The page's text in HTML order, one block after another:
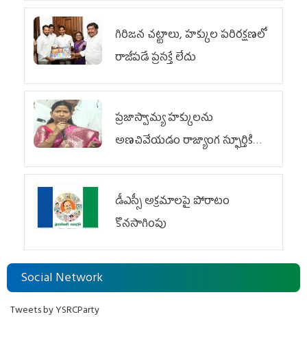
గిరిజన చట్టాలు, హక్కుల పరిరక్షణలో
రాజీపడే ప్రసక్తే లేదు
ప్రజాస్వామ్య హక్కులను
అణచివేయడం రాజ్యాంగ స్ఫూర్తికి
విరుద్ధం
డీఎస్సీ అక్రమాలపై పోరాటం
కొనసాగింపు
Social Network
Tweets by YSRCParty